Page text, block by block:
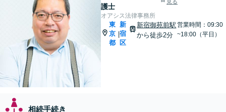
護士
見る
オアシス法律事務所
東
京
都
|
新
宿
区
新宿御苑前駅
から徒歩2分
営業時間：09:30
~18:00（平日）
相続手続き